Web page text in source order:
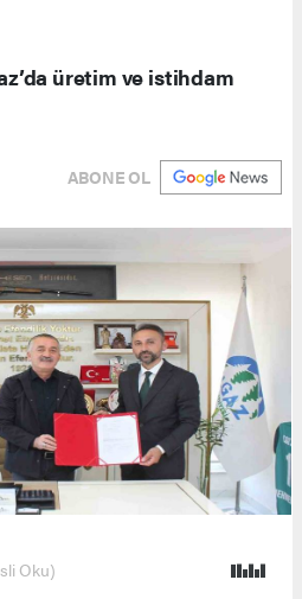
üretim ve istihdam
ABONE OL
Oku)